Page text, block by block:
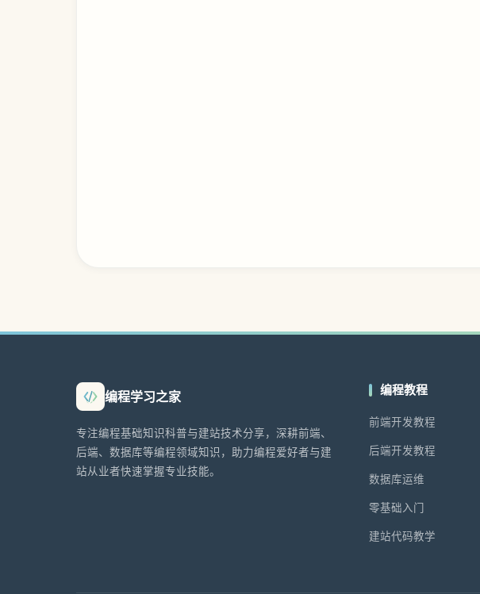
编程学习之家
专注编程基础知识科普与建站技术分享，深耕前端、
后端、数据库等编程领域知识，助力编程爱好者与建
站从业者快速掌握专业技能。
编程教程
前端开发教程
后端开发教程
数据库运维
零基础入门
建站代码教学